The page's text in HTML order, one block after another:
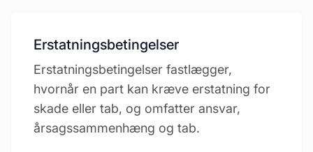
Erstatningsbetingelser
Erstatningsbetingelser fastlægger,
hvornår en part kan kræve erstatning for
skade eller tab, og omfatter ansvar,
årsagssammenhæng og tab.